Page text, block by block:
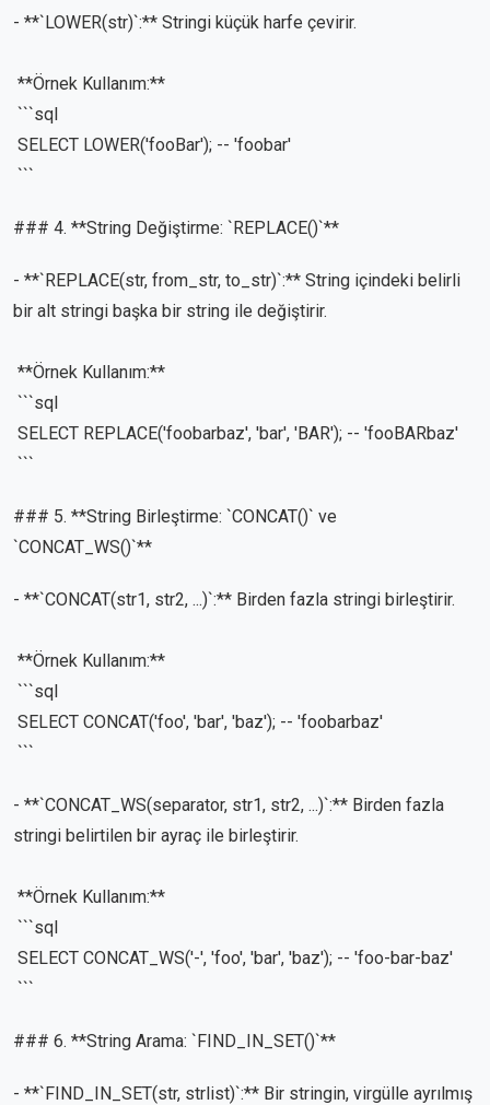
- **`LOWER(str)`:** Stringi küçük harfe çevirir.
**Örnek Kullanım:**
```sql
SELECT LOWER('fooBar'); -- 'foobar'
```
### 4. **String Değiştirme: `REPLACE()`**
- **`REPLACE(str, from_str, to_str)`:** String içindeki belirli
bir alt stringi başka bir string ile değiştirir.
**Örnek Kullanım:**
```sql
SELECT REPLACE('foobarbaz', 'bar', 'BAR'); -- 'fooBARbaz'
```
### 5. **String Birleştirme: `CONCAT()` ve
`CONCAT_WS()`**
- **`CONCAT(str1, str2, ...)`:** Birden fazla stringi birleştirir.
**Örnek Kullanım:**
```sql
SELECT CONCAT('foo', 'bar', 'baz'); -- 'foobarbaz'
```
- **`CONCAT_WS(separator, str1, str2, ...)`:** Birden fazla
stringi belirtilen bir ayraç ile birleştirir.
**Örnek Kullanım:**
```sql
SELECT CONCAT_WS('-', 'foo', 'bar', 'baz'); -- 'foo-bar-baz'
```
### 6. **String Arama: `FIND_IN_SET()`**
- **`FIND_IN_SET(str, strlist)`:** Bir stringin, virgülle ayrılmış